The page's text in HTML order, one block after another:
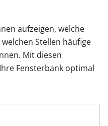
aufzeigen, welche
Stellen häufige
Mit diesen
Fensterbank optimal